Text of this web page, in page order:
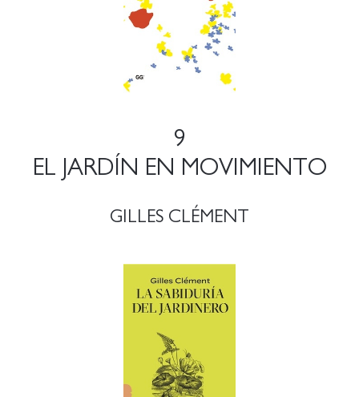
9
EL JARDÍN EN MOVIMIENTO
GILLES CLÉMENT